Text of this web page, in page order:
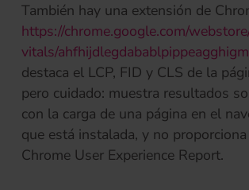
También hay una extensión de
https://chrome.google.com/
vitals/
destaca el LCP, FID y CLS de la
pero cuidado: muestra resultados
con la carga de una página en el
que está instalada, y no
Chrome User Experience Report.